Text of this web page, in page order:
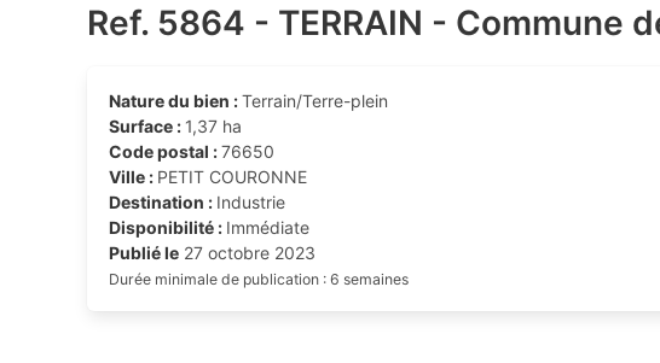
Ref. 5864 - TERRAIN - Commune
Nature du bien :Terrain/Terre-plein
Surface : 1,37 ha
Code postal :76650
Ville : PETIT COURONNE
Destination : Industrie
Disponibilité : Immédiate
Publié le27 octobre 2023
Durée minimale de publication : 6 semaines